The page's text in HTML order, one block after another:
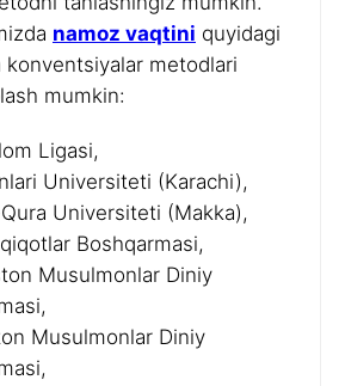
namoz vaqtini quyidagi
konventsiyalar metodlari
mumkin:
Ligasi,
Universiteti (Karachi),
Universiteti (Makka),
Boshqarmasi,
Musulmonlar Diniy
Musulmonlar Diniy